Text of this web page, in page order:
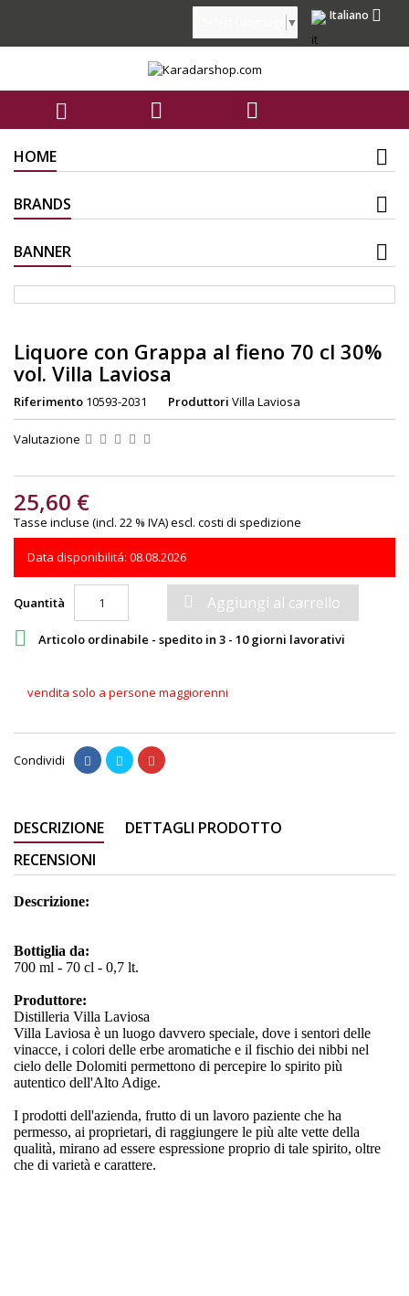
Italiano 
▼
  
HOME
BRANDS
BANNER
Liquore con Grappa al fieno 70 cl 30%
vol. Villa Laviosa
Riferimento 10593-2031 Produttori Villa Laviosa
Valutazione
25,60 €
Tasse incluse (incl. 22 % IVA)escl. costi di spedizione
Data disponibilitá: 08.08.2026
Quantità  Aggiungi al carrello
 Articolo ordinabile - spedito in 3 - 10 giorni lavorativi
vendita solo a persone maggiorenni
Condividi
DESCRIZIONE
DETTAGLI PRODOTTO
RECENSIONI
Descrizione:
Bottiglia da:
700 ml - 70 cl - 0,7 lt.
Produttore:
Distilleria Villa Laviosa
Villa Laviosa è un luogo davvero speciale, dove i sentori delle
vinacce, i colori delle erbe aromatiche e il fischio dei nibbi nel
cielo delle Dolomiti permettono di percepire lo spirito più
autentico dell'Alto Adige.
I prodotti dell'azienda, frutto di un lavoro paziente che ha
permesso, ai proprietari, di raggiungere le più alte vette della
qualità, mirano ad essere espressione proprio di tale spirito, oltre
che di varietà e carattere.